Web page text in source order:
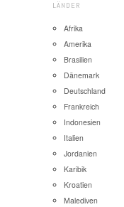
LÄNDER
Afrika
Amerika
Brasilien
Dänemark
Deutschland
Frankreich
Indonesien
Italien
Jordanien
Karibik
Kroatien
Malediven